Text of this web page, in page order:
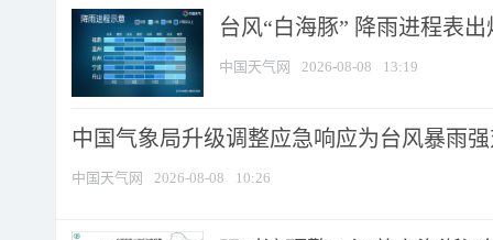
台风“白海豚” 降雨进程表
中国天气网 2026-08-08 13:19
中国气象局升级调整应急响应为台风暴雨
中国天气网 2026-08-08 10:26